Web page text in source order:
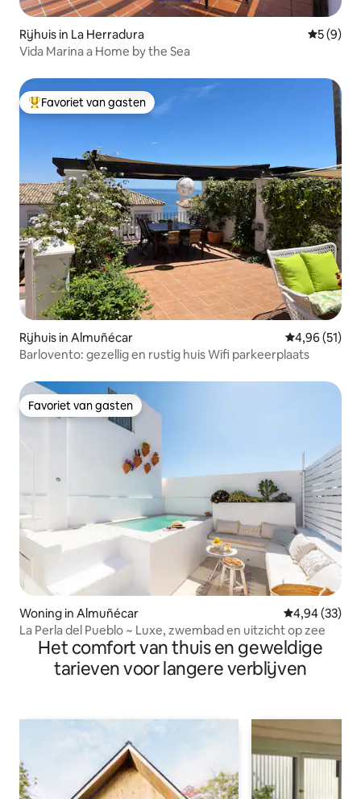
Rijhuis in La Herradura
5 (9)
Vida Marina a Home by the Sea
Topfavoriet van gasten
Favoriet van gasten
Rijhuis in Almuñécar Gemiddelde
4,96 (51)
Barlovento: gezellig en rustig huis Wifi parkeerplaats
Favoriet van gasten
Favoriet van gasten
Woning in Almuñécar Gemiddelde
4,94 (33)
La Perla del Pueblo ~ Luxe, zwembad en uitzicht op zee
Het comfort van thuis en geweldige
tarieven voor langere verblijven